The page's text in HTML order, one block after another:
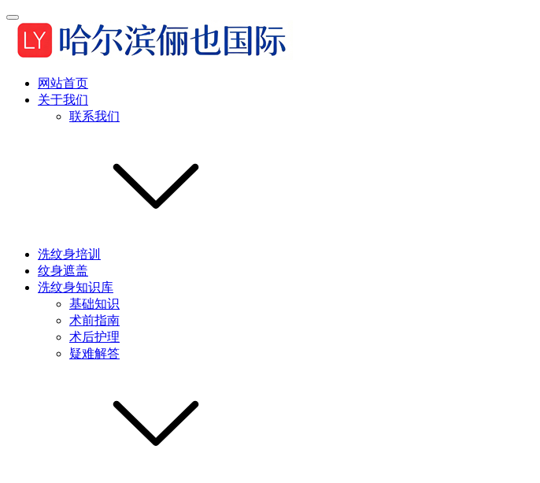
网站首页
关于我们
联系我们
洗纹身培训
纹身遮盖
洗纹身知识库
基础知识
术前指南
术后护理
疑难解答